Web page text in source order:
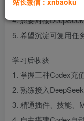
3. 需要自主开发小型
4. 想要对接
5. 希望沉淀可复用任
学习后收获
1. 掌握三种Codex充
2. 熟练接入
3. 精通插件、技能、
站长微信：xnbaoku